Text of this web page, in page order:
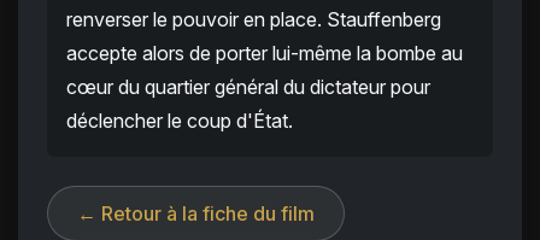
renverser le pouvoir en place. Stauffenberg
accepte alors de porter lui-même la bombe au
cœur du quartier général du dictateur pour
déclencher le coup d'État.
← Retour à la fiche du film